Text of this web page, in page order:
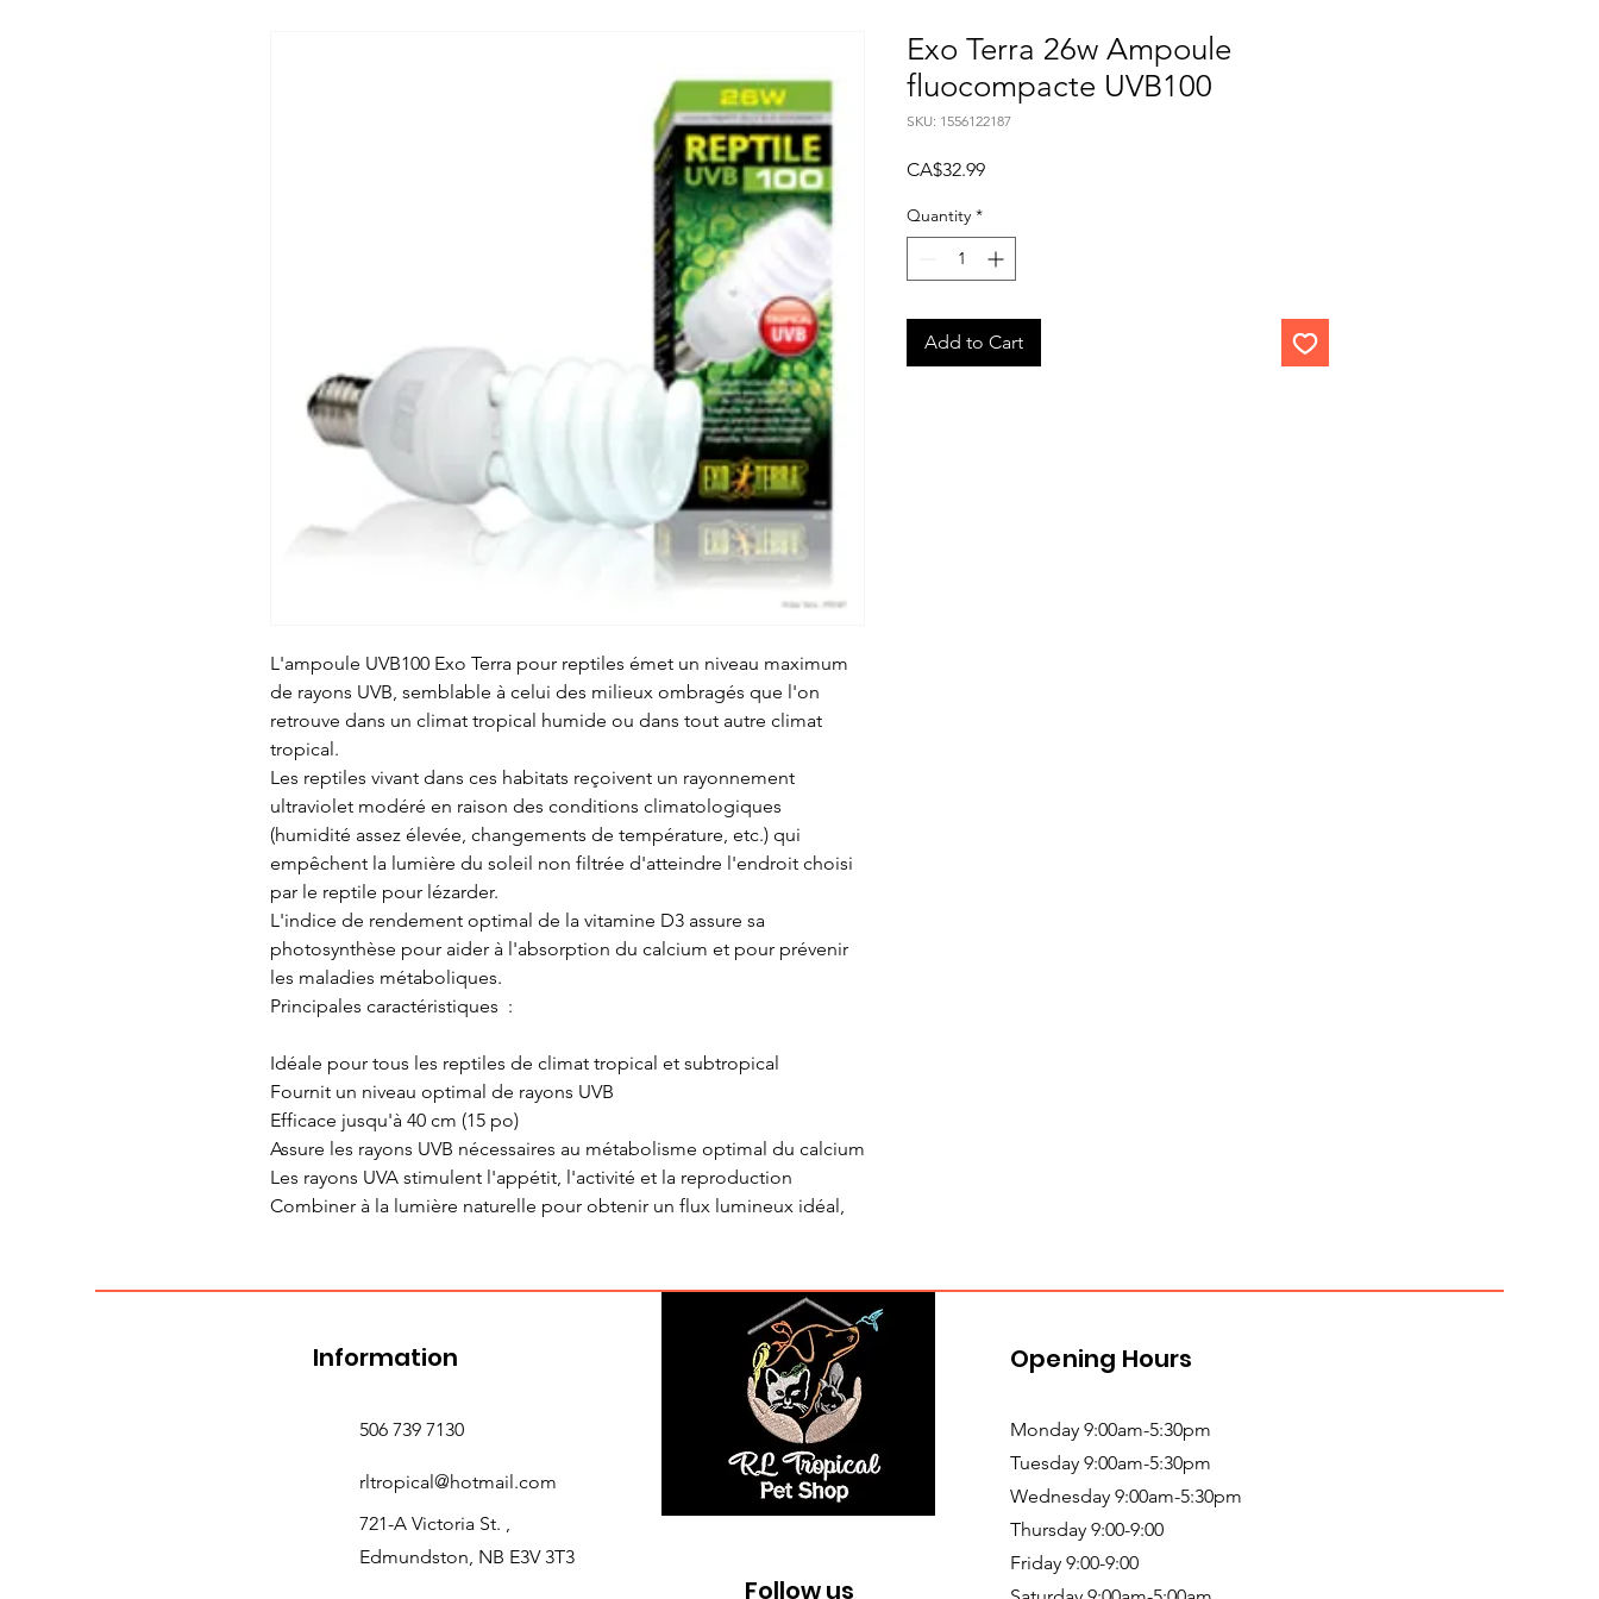
L'ampoule UVB100 Exo Terra pour reptiles émet un niveau maximum
de rayons UVB, semblable à celui des milieux ombragés que l'on
retrouve dans un climat tropical humide ou dans tout autre climat
tropical.
Les reptiles vivant dans ces habitats reçoivent un rayonnement
ultraviolet modéré en raison des conditions climatologiques
(humidité assez élevée, changements de température, etc.) qui
empêchent la lumière du soleil non filtrée d'atteindre l'endroit choisi
par le reptile pour lézarder.
L'indice de rendement optimal de la vitamine D3 assure sa
photosynthèse pour aider à l'absorption du calcium et pour prévenir
les maladies métaboliques.
Principales caractéristiques :
Idéale pour tous les reptiles de climat tropical et subtropical
Fournit un niveau optimal de rayons UVB
Efficace jusqu'à 40 cm (15 po)
Assure les rayons UVB nécessaires au métabolisme optimal du calcium
Les rayons UVA stimulent l'appétit, l'activité et la reproduction
Combiner à la lumière naturelle pour obtenir un flux lumineux idéal,
Exo Terra 26w Ampoule
fluocompacte UVB100
SKU: 1556122187
CA$32.99Price
Quantity *
Add to Cart
Follow us
Information
506 739 7130
rltropical@hotmail.com
721-A Victoria St. ,
Edmundston, NB E3V 3T3
Opening Hours
Monday 9:00am-5:30pm
Tuesday 9:00am-5:30pm
Wednesday 9:00am-5:30pm
Thursday 9:00-9:00
Friday 9:00-9:00